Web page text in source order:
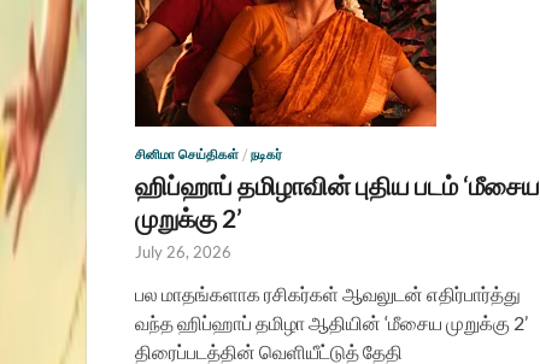
சினிமா செய்திகள் / நடிகர்
ஹிப்ஹாப் தமிழாவின் புதிய படம் ‘மீசைய
முறுக்கு 2’
July 26, 2026
பல மாதங்களாக ரசிகர்கள் ஆவலுடன் எதிர்பார்த்து
வந்த ஹிப்ஹாப் தமிழா ஆதியின் ‘மீசைய முறுக்கு 2’
திரைப்படத்தின் வெளியீட்டுத் தேதி